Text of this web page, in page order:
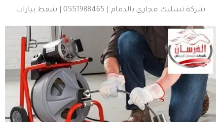
شركة تسليك مجاري بالدمام | 0551988465 | شفط بيارات